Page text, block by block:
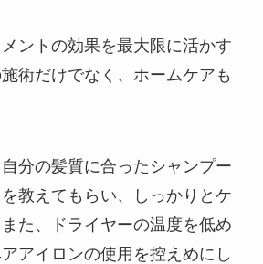
ントの効果を最大限に活かす
術だけでなく、ホームケアも
分の髪質に合ったシャンプー
教えてもらい、しっかりとケ
た、ドライヤーの温度を低め
アイロンの使用を控えめにし